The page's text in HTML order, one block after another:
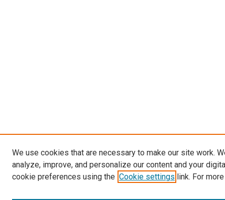
We use cookies that are necessary to make our site work.
analyze, improve, and personalize our content and your
cookie preferences using the Cookie settings link. For